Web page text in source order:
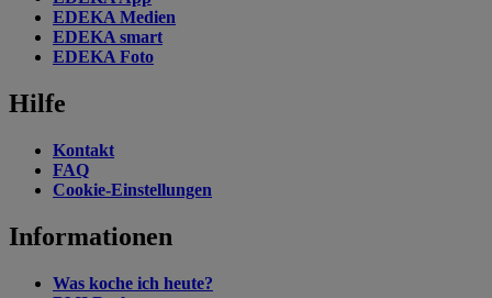
EDEKA Medien
EDEKA smart
EDEKA Foto
Hilfe
Kontakt
FAQ
Cookie-Einstellungen
Informationen
Was koche ich heute?